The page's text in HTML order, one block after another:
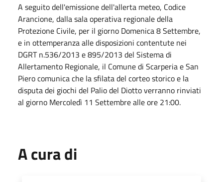
A seguito dell'emissione dell'allerta meteo, Codice
Arancione, dalla sala operativa regionale della
Protezione Civile, per il giorno Domenica 8 Settembre,
e in ottemperanza alle disposizioni contentute nei
DGRT n.536/2013 e 895/2013 del Sistema di
Allertamento Regionale, il Comune di Scarperia e San
Piero comunica che la sfilata del corteo storico e la
disputa dei giochi del Palio del Diotto verranno rinviati
al giorno Mercoledì 11 Settembre alle ore 21:00.
A cura di